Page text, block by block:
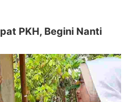
PKH, Begini Nanti